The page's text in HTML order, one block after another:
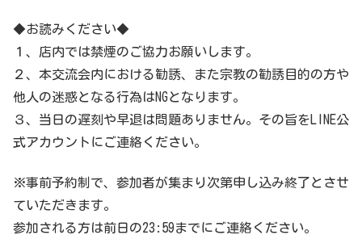
◆お読みください◆
１、店内では禁煙のご協力お願いします。
２、本交流会内における勧誘、また宗教の勧誘目的の方や
他人の迷惑となる行為はNGとなります。
３、当日の遅刻や早退は問題ありません。その旨をLINE公
式アカウントにご連絡ください。
※事前予約制で、参加者が集まり次第申し込み終了とさせ
ていただきます。
参加される方は前日の23:59までにご連絡ください。